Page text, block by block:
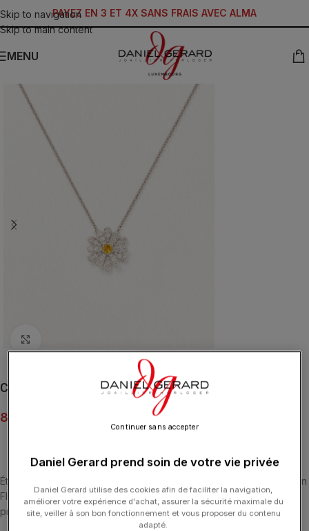
Skip to navigation
Skip to main content
PAYEZ EN 3 ET 4X SANS FRAIS AVEC ALMA
MENU
Collier Poiray Flower Diamants Saphir Jaune Or Blanc
8 000.00
Éternellement fraîches, les marguerites de diamants de la collection
Flower Poiray fleurissent en toutes saisons et enchantent par leur
préciosité romantique.
Daniel Gerard prend soin de votre vie privée
Daniel Gerard utilise des cookies afin de faciliter la navigation,
améliorer votre expérience d'achat, assurer la sécurité maximale du
site, veiller à son bon fonctionnement et vous proposer du contenu
adapté.
Continuer sans accepter